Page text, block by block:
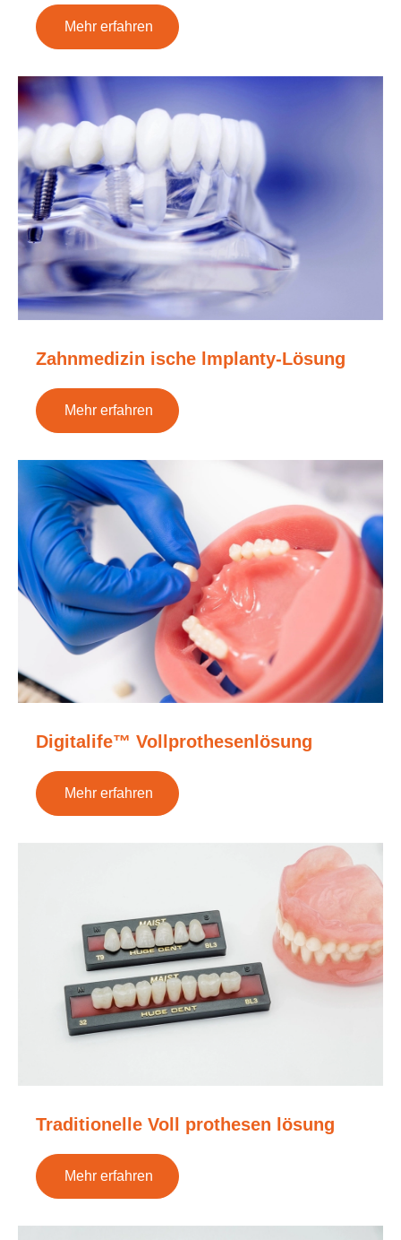
Mehr erfahren
Zahnmedizin ische lmplanty-Lösung
Mehr erfahren
Digitalife™ Vollprothesenlösung
Mehr erfahren
Traditionelle Voll prothesen lösung
Mehr erfahren